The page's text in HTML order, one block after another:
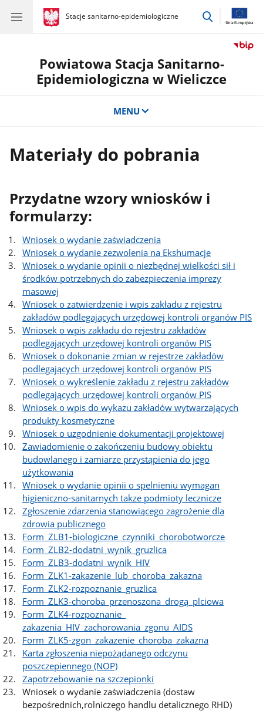
gov.pl
Stacje sanitarno-epidemiologiczne
gov.pl
Stacje
przejdź
Powiatowa Stacja Sanitarno-
Epidemiologiczna w Wieliczce
MENU
Materiały do pobrania
Przydatne wzory wniosków i
formularzy:
Wniosek o wydanie zaświadczenia
Wniosek o wydanie zezwolenia na Ekshumacje
Wniosek o wydanie opinii o niezbędnej wielkości sił i
środków potrzebnych do zabezpieczenia imprezy
masowej
Wniosek o zatwierdzenie i wpis zakładu z rejestru
zakładów podlegających urzędowej kontroli organów PIS
Wniosek o wpis zakładu do rejestru zakładów
podlegających urzędowej kontroli organów PIS
Wniosek o dokonanie zmian w rejestrze zakładów
podlegających urzędowej kontroli organów PIS
Wniosek o wykreślenie zakładu z rejestru zakładów
podlegających urzędowej kontroli organów PIS
Wniosek o wpis do wykazu zakładów wytwarzających
produkty kosmetyczne
Wniosek o uzgodnienie dokumentacji projektowej
Zawiadomienie o zakończeniu budowy obiektu
budowlanego i zamiarze przystąpienia do jego
użytkowania
Wniosek o wydanie opinii o spelnieniu wymagan
higieniczno-sanitarnych takze podmioty lecznicze
Zgłoszenie zdarzenia stanowiącego zagrożenie dla
zdrowia publicznego
Form_ZLB1-biologiczne_czynniki_chorobotworcze
Form_ZLB2-dodatni_wynik_gruzlica
Form_ZLB3-dodatni_wynik_HIV
Form_ZLK1-zakazenie_lub_choroba_zakazna
Form_ZLK2-rozpoznanie_gruzlica
Form_ZLK3-choroba_przenoszona_drogą_plciowa
Form_ZLK4-rozpoznanie_
zakazenia_HIV_zachorowania_zgonu_AIDS
Form_ZLK5-zgon_zakazenie_choroba_zakazna
Karta zgłoszenia niepożądanego odczynu
poszczepiennego (NOP)
Zapotrzebowanie na szczepionki
Wniosek o wydanie zaświadczenia (dostaw
bezpośrednich,rolniczego handlu detalicznego RHD)